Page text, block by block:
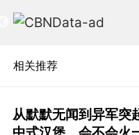
相关推荐
从默默无闻到异军突